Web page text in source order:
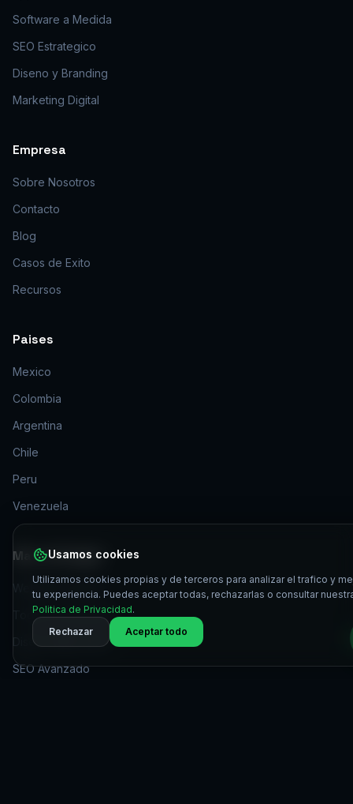
Software a Medida
SEO Estrategico
Diseno y Branding
Marketing Digital
Empresa
Sobre Nosotros
Contacto
Blog
Casos de Exito
Recursos
Paises
Mexico
Colombia
Argentina
Chile
Peru
Venezuela
Mas de Buggin
Website Principal
Todos los Servicios
Diseno Web UX/UI
SEO Avanzado
Usamos cookies
Utilizamos cookies propias y de terceros para analizar el trafico y
tu experiencia. Puedes aceptar todas, rechazarlas o consultar
Politica de Privacidad.
Rechazar
Aceptar todo